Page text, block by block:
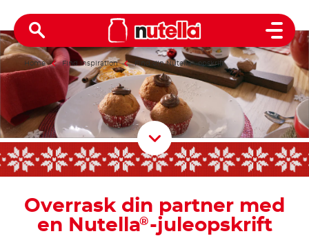
Open
Home Find inspiration Find din Nutella® -opskrift
Scroll
Overrask din partner med
en Nutella®-juleopskrift